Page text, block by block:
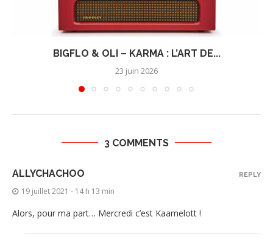
BIGFLO & OLI – KARMA : L’ART DE...
23 juin 2026
3 COMMENTS
ALLYCHACHOO
19 juillet 2021 - 14 h 13 min
Alors, pour ma part… Mercredi c’est Kaamelott !
REPLY